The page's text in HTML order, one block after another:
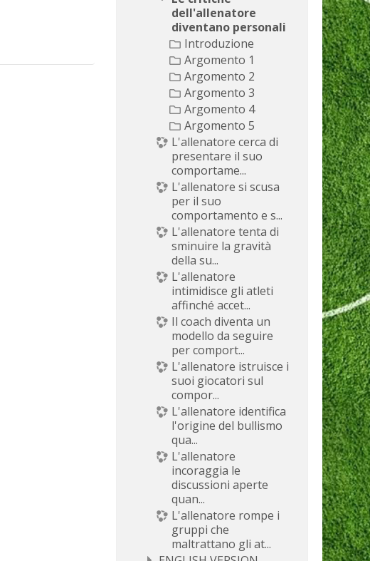
dell'allenatore
diventano personali
Introduzione
Argomento 1
Argomento 2
Argomento 3
Argomento 4
Argomento 5
L'allenatore cerca di
presentare il suo
comportame...
L'allenatore si scusa
per il suo
comportamento e s...
L'allenatore tenta di
sminuire la gravità
della su...
L'allenatore
intimidisce gli atleti
affinché accet...
Il coach diventa un
modello da seguire
per comport...
L'allenatore istruisce i
suoi giocatori sul
compor...
L'allenatore identifica
l'origine del bullismo
qua...
L'allenatore
incoraggia le
discussioni aperte
quan...
L'allenatore rompe i
gruppi che
maltrattano gli at...